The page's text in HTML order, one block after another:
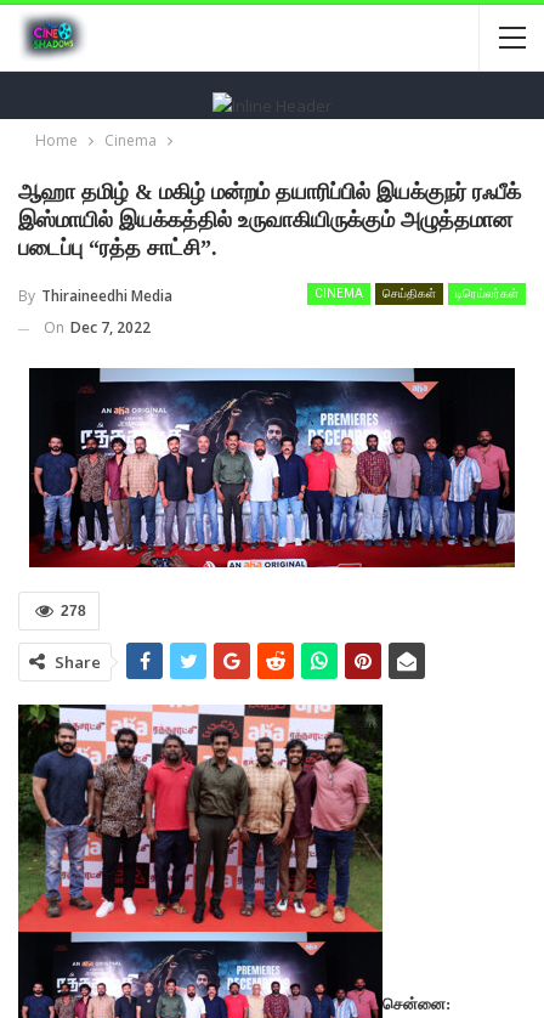
Home Cinema
ஆஹா தமிழ் & மகிழ் மன்றம் தயாரிப்பில் இயக்குநர் ரஃபீக்
இஸ்மாயில் இயக்கத்தில் உருவாகியிருக்கும் அழுத்தமான
படைப்பு “ரத்த சாட்சி”.
CINEMA செய்திகள் டிரெய்லர்கள்
By Thiraineedhi Media
On Dec 7, 2022
278
Share
சென்னை: